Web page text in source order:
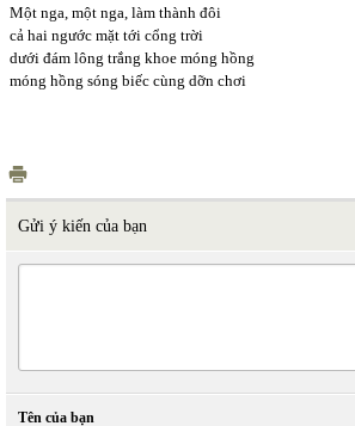
Một nga, một nga, làm thành đôi
cả hai ngước mặt tới cổng trời
dưới đám lông trắng khoe móng hồng
móng hồng sóng biếc cùng dỡn chơi
Gửi ý kiến của bạn
Tên của bạn